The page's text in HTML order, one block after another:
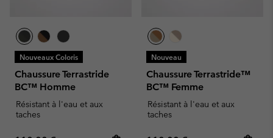
Nouveaux Coloris
Chaussure Terrastride
BC™ Homme
Résistant à l'eau et aux
taches
Nouveau
Chaussure Terrastride™
BC™ Femme
Résistant à l'eau et aux
taches